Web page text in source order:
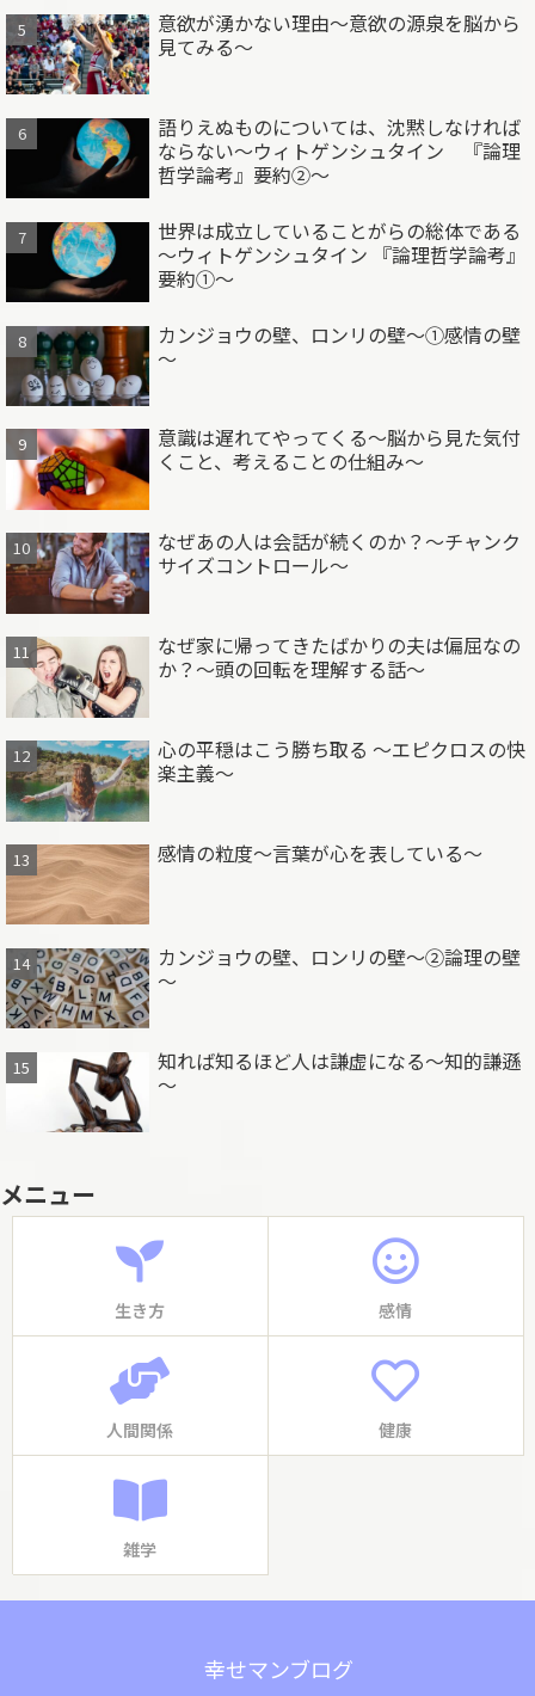
意欲が湧かない理由～意欲の源泉を脳から
見てみる～
語りえぬものについては、沈黙しなければ
ならない～ウィトゲンシュタイン 『論理
哲学論考』要約②～
世界は成立していることがらの総体である
～ウィトゲンシュタイン 『論理哲学論考』
要約①～
カンジョウの壁、ロンリの壁～①感情の壁
～
意識は遅れてやってくる～脳から見た気付
くこと、考えることの仕組み～
なぜあの人は会話が続くのか？～チャンク
サイズコントロール～
なぜ家に帰ってきたばかりの夫は偏屈なの
か？～頭の回転を理解する話～
心の平穏はこう勝ち取る ～エピクロスの快
楽主義～
感情の粒度～言葉が心を表している～
カンジョウの壁、ロンリの壁～②論理の壁
～
知れば知るほど人は謙虚になる～知的謙遜
～
メニュー
生き方 感情
人間関係 健康
雑学
幸せマンブログ